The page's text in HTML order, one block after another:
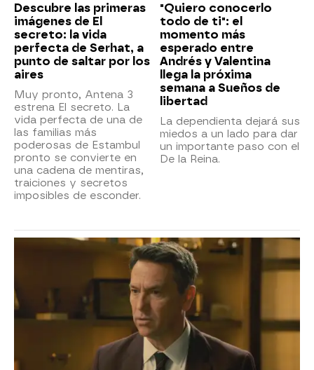
Descubre las primeras
imágenes de El
secreto: la vida
perfecta de Serhat, a
punto de saltar por los
aires
Muy pronto, Antena 3
estrena El secreto. La
vida perfecta de una de
las familias más
poderosas de Estambul
pronto se convierte en
una cadena de mentiras,
traiciones y secretos
imposibles de esconder.
"Quiero conocerlo
todo de ti": el
momento más
esperado entre
Andrés y Valentina
llega la próxima
semana a Sueños de
libertad
La dependienta dejará sus
miedos a un lado para dar
un importante paso con el
De la Reina.